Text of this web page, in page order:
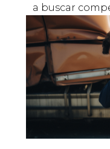
a buscar